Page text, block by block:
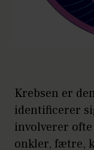
Krebsen er
identificerer
involverer
onkler, fætre,